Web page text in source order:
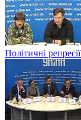
Політичні